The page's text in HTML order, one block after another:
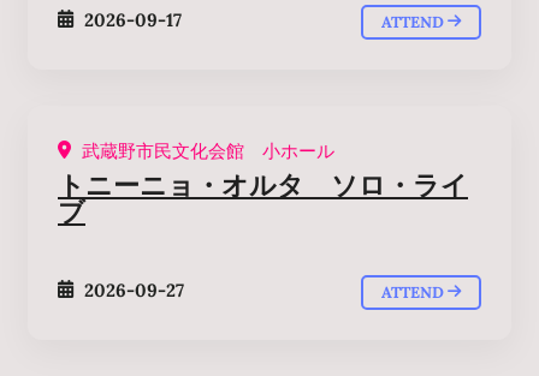
2026-09-17 ATTEND
武蔵野市民文化会館 小ホール
トニーニョ・オルタ ソロ・ライ
ブ
2026-09-27 ATTEND